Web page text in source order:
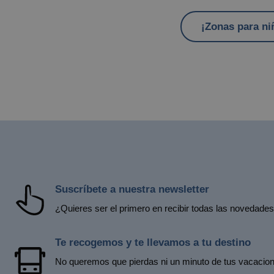
¡Zonas para
Suscríbete a nuestra newsletter
¿Quieres ser el primero en recibir todas las
Te recogemos y te llevamos a tu destino
No queremos que pierdas ni un minuto de tus